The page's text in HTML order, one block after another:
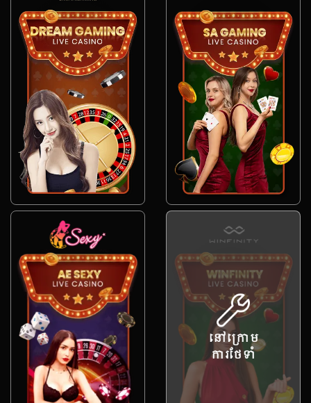
នៅក្រោម
ការថែទាំ